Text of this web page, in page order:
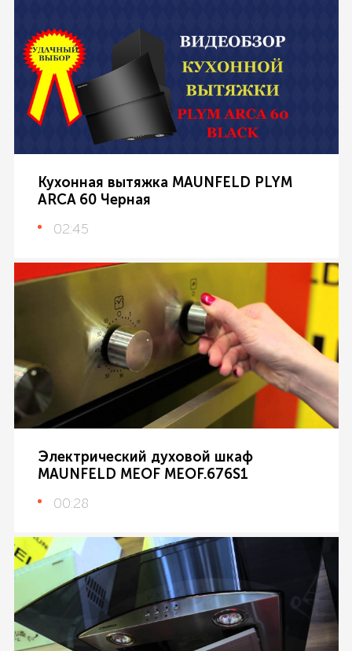
Кухонная вытяжка MAUNFELD PLYM
ARCA 60 Черная
02:45
Электрический духовой шкаф
MAUNFELD MEOF MEOF.676S1
00:28